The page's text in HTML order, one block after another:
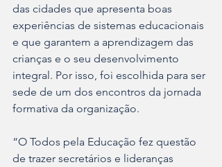
das cidades que apresenta boas
experiências de sistemas educacionais
e que garantem a aprendizagem das
crianças e o seu desenvolvimento
integral. Por isso, foi escolhida para ser
sede de um dos encontros da jornada
formativa da organização.
“O Todos pela Educação fez questão
de trazer secretários e lideranças